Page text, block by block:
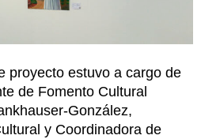
proyecto estuvo a cargo de
de Fomento Cultural
González,
y Coordinadora de